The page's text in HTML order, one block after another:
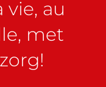
vie, au
met